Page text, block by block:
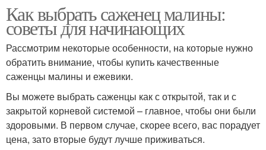
Как выбрать саженец малины:
советы для начинающих
Рассмотрим некоторые особенности, на которые нужно
обратить внимание, чтобы купить качественные
саженцы малины и ежевики.
Вы можете выбрать саженцы как с открытой, так и с
закрытой корневой системой – главное, чтобы они были
здоровыми. В первом случае, скорее всего, вас порадует
цена, зато вторые будут лучше приживаться.